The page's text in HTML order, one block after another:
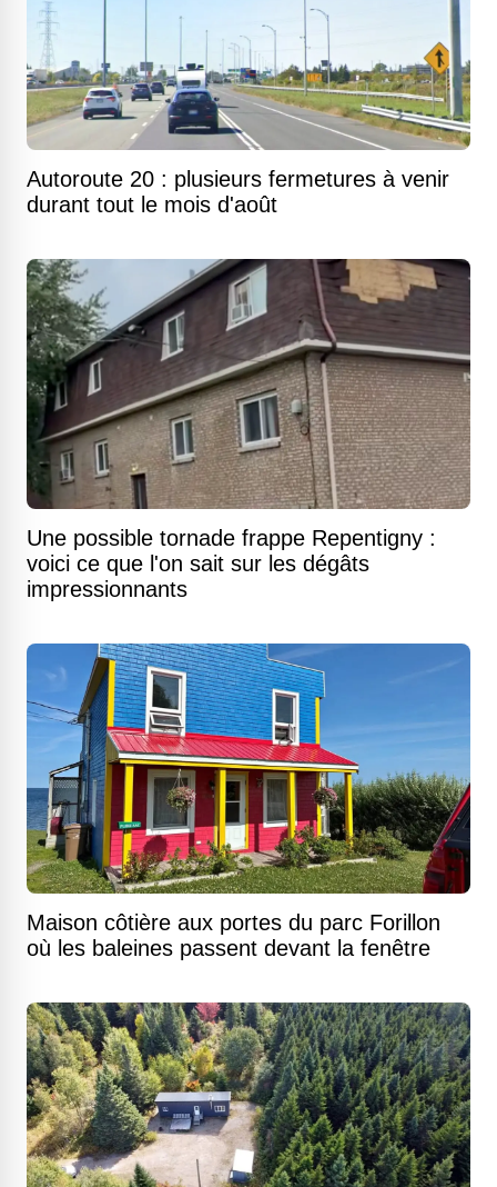
Autoroute 20 : plusieurs fermetures à venir
durant tout le mois d'août
Une possible tornade frappe Repentigny :
voici ce que l'on sait sur les dégâts
impressionnants
Maison côtière aux portes du parc Forillon
où les baleines passent devant la fenêtre